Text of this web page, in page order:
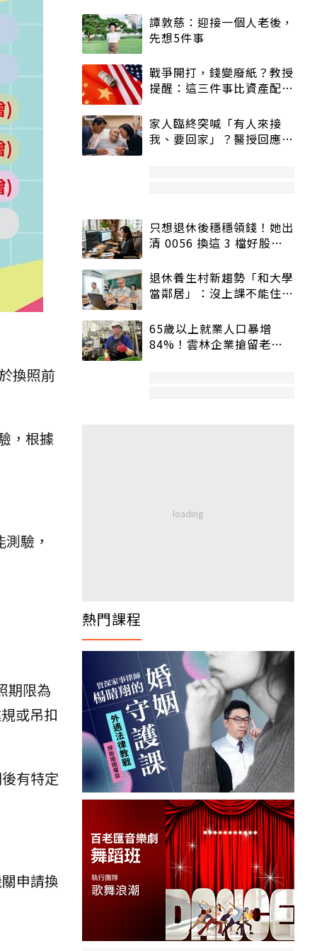
換照前
，根據
驗，
期限為
或吊扣
有特定
申請換
譚敦慈：迎接一個人老後，
先想5件事
戰爭開打，錢變廢紙？教授
提醒：這三件事比資產配置
家人臨終突喊「有人來接
我、要回家」？醫授回應方
只想退休後穩穩領錢！她出
清 0056 換這 3 檔好股：
退休養生村新趨勢「和大學
當鄰居」：沒上課不能住、
65歲以上就業人口暴增
84%！雲林企業搶留老員
熱門課程